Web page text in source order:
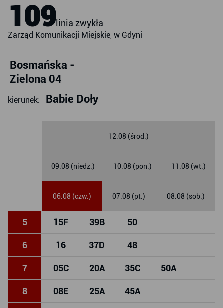
109 linia zwykła
Zarząd Komunikacji Miejskiej w Gdyni
Bosmańska -
Zielona 04
kierunek: Babie Doły
06.08 (czw.) 07.08 (pt.) 08.08 (sob.)
09.08 (niedz.) 10.08 (pon.) 11.08 (wt.)
12.08 (środ.)
5 15F 39B 50
6 16 37D 48
7 05C 20A 35C 50A
8 08E 25A 45A